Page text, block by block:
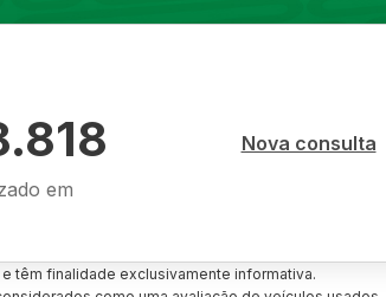
em
Nova consulta
têm finalidade exclusivamente informativa.